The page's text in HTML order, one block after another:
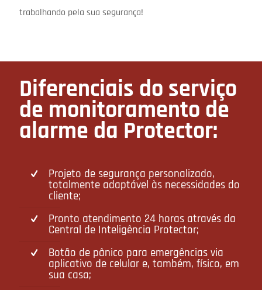
trabalhando pela sua segurança!
Diferenciais do serviço
de monitoramento de
alarme da Protector:
Projeto de segurança personalizado,
totalmente adaptável às necessidades do
cliente;
Pronto atendimento 24 horas através da
Central de Inteligência Protector;
Botão de pânico para emergências via
aplicativo de celular e, também, físico, em
sua casa;